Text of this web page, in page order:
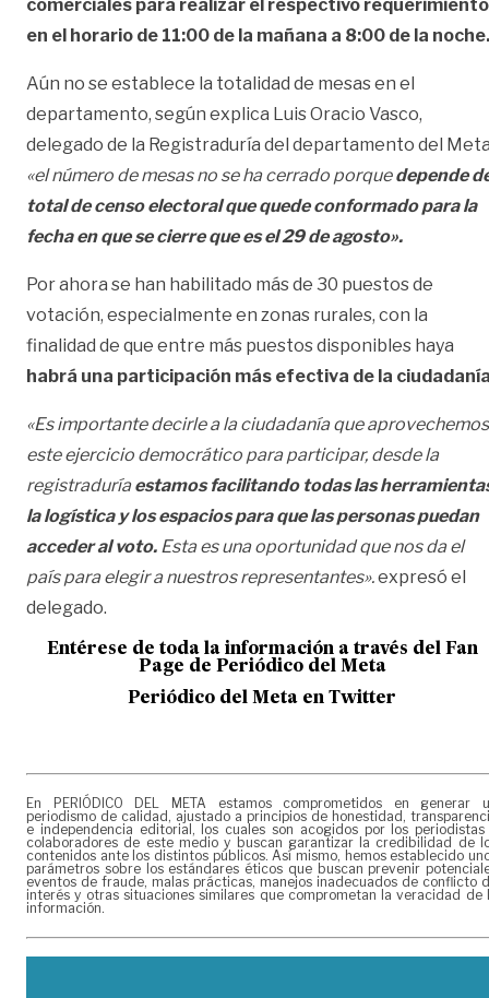
comerciales para realizar el respectivo requerimiento
en el horario de 11:00 de la mañana a 8:00 de la noche.
Aún no se establece la totalidad de mesas en el
departamento, según explica Luis Oracio Vasco,
delegado de la Registraduría del departamento del
«el número de mesas no se ha cerrado porquedepende
total de censo electoral que quede conformado para la
fecha en que se cierre que es el 29 de agosto».
Por ahora se han habilitado más de 30 puestos de
votación, especialmente en zonas rurales, con la
finalidad de que entre más puestos disponibles haya
habrá una participación más efectiva de la
«Es importante decirle a la ciudadanía que aprovechemos
este ejercicio democrático para participar, desde la
registraduríaestamos facilitando todas las
la logística y los espacios para que las personas puedan
acceder al voto. Esta es una oportunidad que nos da el
país para elegir a nuestros representantes».expresó el
delegado.
Entérese de toda la información a través del Fan
Page de Periódico del Meta
Periódico del Meta en Twitter
En PERIÓDICO DEL META estamos comprometidos en generar
periodismo de calidad, ajustado a principios de honestidad,
e independencia editorial, los cuales son acogidos por los periodistas
colaboradores de este medio y buscan garantizar la credibilidad de
contenidos ante los distintos públicos. Así mismo, hemos establecido
parámetros sobre los estándares éticos que buscan prevenir
eventos de fraude, malas prácticas, manejos inadecuados de conflicto
interés y otras situaciones similares que comprometan la veracidad de
información.